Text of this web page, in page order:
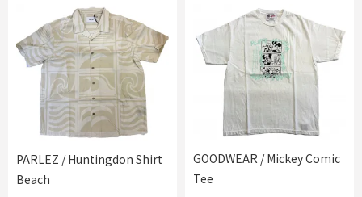
PARLEZ / Huntingdon Shirt
Beach
GOODWEAR / Mickey Comic
Tee